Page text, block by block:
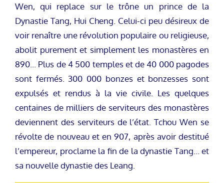
Wen, qui replace sur le trône un prince de la
Dynastie Tang, Hui Cheng. Celui-ci peu désireux de
voir renaître une révolution populaire ou religieuse,
abolit purement et simplement les monastères en
890… Plus de 4 500 temples et de 40 000 pagodes
sont fermés. 300 000 bonzes et bonzesses sont
expulsés et rendus à la vie civile. Les quelques
centaines de milliers de serviteurs des monastères
deviennent des serviteurs de l’état. Tchou Wen se
révolte de nouveau et en 907, après avoir destitué
l’empereur, proclame la fin de la dynastie Tang… et
sa nouvelle dynastie des Leang.